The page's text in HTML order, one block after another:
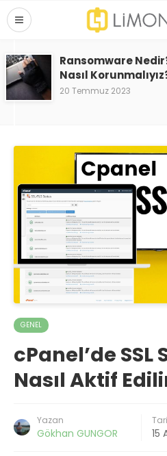
Ransomware
Nasıl
20 Temmuz 2023
GENEL
cPanel’de SSL
Nasıl Aktif
Yazan
Gökhan GUNGOR 15